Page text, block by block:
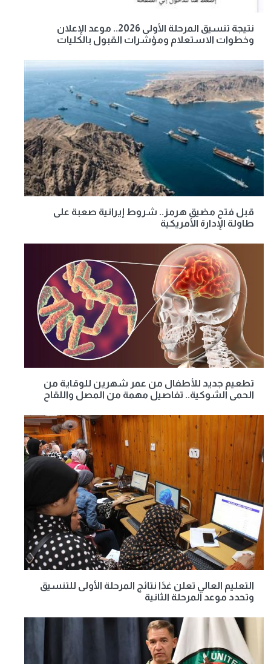
نتيجة تنسيق المرحلة الأولى 2026.. موعد الإعلان
وخطوات الاستعلام ومؤشرات القبول بالكليات
قبل فتح مضيق هرمز.. شروط إيرانية صعبة على
طاولة الإدارة الأمريكية
تطعيم جديد للأطفال من عمر شهرين للوقاية من
الحمى الشوكية.. تفاصيل مهمة من المصل واللقاح
التعليم العالي تعلن غدًا نتائج المرحلة الأولى للتنسيق
وتحدد موعد المرحلة الثانية